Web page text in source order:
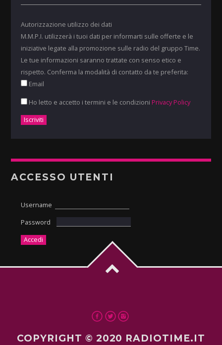
Autorizzazione utilizzo dei dati
M.M.P.I. utilizzerà i tuoi dati per informarti sulle offerte e le
iniziative legate alla promozione sulle radio del gruppo Time.
Le tue informazioni saranno trattate con senso etico e
rispetto. Conferma la modalità di contatto da te preferita:
Email
Ho letto e accetto i termini e le condizioni Privacy Policy
ACCESSO UTENTI
Username
Password
COPYRIGHT © 2020 RADIOTIME.IT